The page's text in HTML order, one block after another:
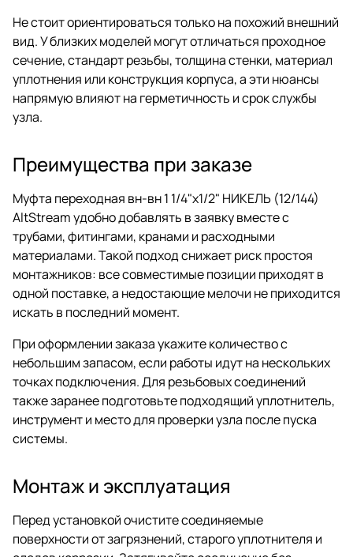
Не стоит ориентироваться только на похожий внешний
вид. У близких моделей могут отличаться проходное
сечение, стандарт резьбы, толщина стенки, материал
уплотнения или конструкция корпуса, а эти нюансы
напрямую влияют на герметичность и срок службы
узла.
Преимущества при заказе
Муфта переходная вн-вн 1 1/4"x1/2" НИКЕЛЬ (12/144)
AltStream удобно добавлять в заявку вместе с
трубами, фитингами, кранами и расходными
материалами. Такой подход снижает риск простоя
монтажников: все совместимые позиции приходят в
одной поставке, а недостающие мелочи не приходится
искать в последний момент.
При оформлении заказа укажите количество с
небольшим запасом, если работы идут на нескольких
точках подключения. Для резьбовых соединений
также заранее подготовьте подходящий уплотнитель,
инструмент и место для проверки узла после пуска
системы.
Монтаж и эксплуатация
Перед установкой очистите соединяемые
поверхности от загрязнений, старого уплотнителя и